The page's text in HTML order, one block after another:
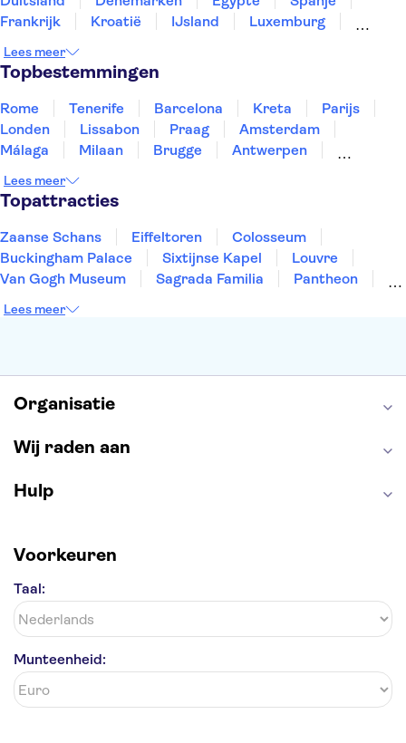
Museum van het Communisme
Frankrijk
Kroatië IJsland
Luxemburg
Slovenië
Thailand
Lees meer
Topbestemmingen
Rome Tenerife Barcelona Kreta
Parijs
Londen
Lissabon Praag
Amsterdam
Málaga
Milaan Brugge
Antwerpen
Eindhoven
Lees meer
Topattracties
Zaanse Schans Eiffeltoren
Colosseum
Buckingham Palace
Sixtijnse Kapel
Louvre
Van Gogh Museum
Sagrada Familia
Pantheon
Keukenhof
Lees meer
Organisatie
Wij raden aan
Hulp
Voorkeuren
Taal:
Munteenheid: